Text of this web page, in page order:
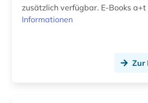
zusätzlich verfügbar. E-Books a+t
Informationen
Zur